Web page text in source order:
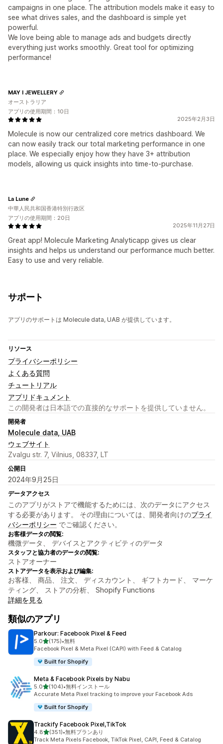
campaigns in one place. The attribution models make it easy to
see what drives sales, and the dashboard is simple yet
powerful.
We love being able to manage ads and budgets directly
everything just works smoothly. Great tool for optimizing
performance!
2025年2月3日
Molecule is now our centralized core metrics dashboard. We
can now easily track our total marketing performance in one
place. We especially enjoy how they have 3+ attribution
models, allowing us quick insights into time-to-purchase.
MAY I JEWELLERY
オーストラリア
アプリの使用期間：10日
2025年11月27日
Great app! Molecule Marketing Analyticapp gives us clear
insights and helps us understand our performance much better.
Easy to use and very reliable.
La Lune
中華人民共和国香港特別行政区
アプリの使用期間：20日
サポート
アプリのサポートは Molecule data, UAB が提供しています。
リソース
プライバシーポリシー
よくある質問
チュートリアル
アプリドキュメント
この開発者は日本語での直接的なサポートを提供していません。
開発者
Molecule data, UAB
ウェブサイト
Zvalgu str. 7, Vilnius, 08337, LT
公開日
2024年9月25日
データアクセス
このアプリがストアで機能するためには、次のデータにアクセス
する必要があります。 その理由については、開発者向けのプライ
バシーポリシー でご確認ください。
お客様データの閲覧:
機微データ、 デバイスとアクティビティのデータ
スタッフと協力者のデータの閲覧:
ストアオーナー
ストアデータを表示および編集:
お客様、 商品、 注文、 ディスカウント、 ギフトカード、 マーケ
ティング、 ストアの分析、 Shopify Functions
詳細を見る
類似のアプリ
Parkour: Facebook Pixel & Feed
5.05つ星中
(175)
合計レビュー数：175件
•無料
Facebook Pixel & Meta Pixel (CAPI) with Feed & Catalog
Built for Shopify
Meta & Facebook Pixels by Nabu
5.05つ星中
(104)
合計レビュー数：104件
•無料インストール
Accurate Meta Pixel tracking to improve your Facebook Ads
Built for Shopify
Trackify Facebook Pixel,TikTok
4.85つ星中
(351)
合計レビュー数：351件
•無料プランあり
Track Meta Pixels Facebook, TikTok Pixel, CAPI, Feed & Catalog